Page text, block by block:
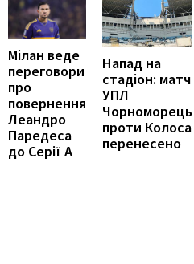
Мілан веде
переговори
про
повернення
Леандро
Паредеса
до Серії А
Напад на
стадіон: матч
УПЛ
Чорноморець
проти Колоса
перенесено